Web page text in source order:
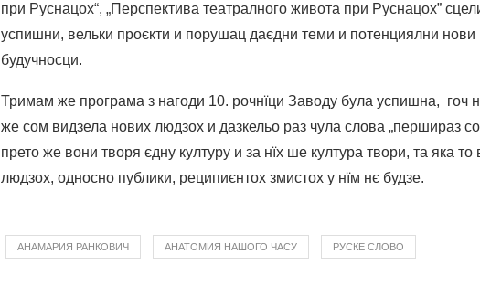
при Руснацох“, „Перспектива театралного живота при Руснацох”
успишни, вельки проєкти и порушац даєдни теми и потенциялни нови
будучносци.
Тримам же програма з нагоди 10. рочнїци Заводу була успишна, гоч
же сом видзела нових людзох и дазкельо раз чула слова „першираз
прето же вони творя єдну културу и за нїх ше култура твори, та яка то
людзох, односно публики, реципиєнтох змистох у нїм нє будзе.
АНАМАРИЯ РАНКОВИЧ АНАТОМИЯ НАШОГО ЧАСУ РУСКЕ СЛОВО